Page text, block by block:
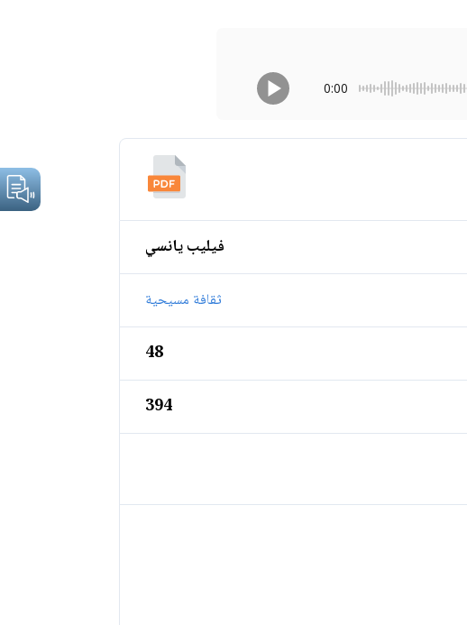
0:00
فيليب يانسي
ثقافة مسيحية
48
394